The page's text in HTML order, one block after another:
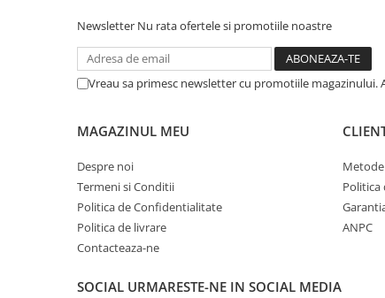
Newsletter Nu rata ofertele si promotiile noastre
Vreau sa primesc newsletter cu promotiile magazinului.
MAGAZINUL MEU
Despre noi
Termeni si Conditii
Politica de Confidentialitate
Politica de livrare
Contacteaza-ne
Politica
ANPC
SOCIAL URMARESTE-NE IN SOCIAL MEDIA